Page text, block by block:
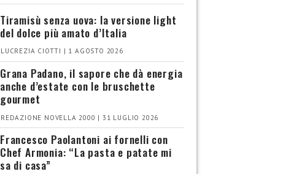
Tiramisù senza uova: la versione light
del dolce più amato d’Italia
LUCREZIA CIOTTI | 1 AGOSTO 2026
Grana Padano, il sapore che dà energia
anche d’estate con le bruschette
gourmet
REDAZIONE NOVELLA 2000 | 31 LUGLIO 2026
Francesco Paolantoni ai fornelli con
Chef Armonia: “La pasta e patate mi
sa di casa”